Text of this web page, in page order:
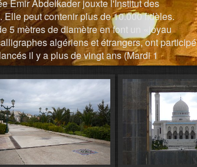
Emir Abdelkader jouxte l'Institut des
peut contenir plus de 10.000 fidèles.
5 mètres de diamètre en font un «joyau
algériens et étrangers, ont participé
il y a plus de vingt ans (Mardi 1